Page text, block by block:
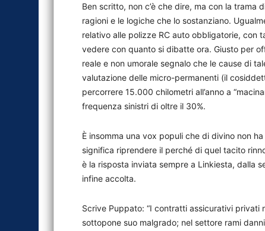
Ben scritto, non c’è che dire, ma con la
ragioni e le logiche che lo sostanziano.
relativo alle polizze RC auto obbligatorie, con
vedere con quanto si dibatte ora. Giusto per
reale e non umorale segnalo che le cause di
valutazione delle micro-permanenti (il
percorrere 15.000 chilometri all’anno a
frequenza sinistri di oltre il 30%.
È insomma una vox populi che di divino non
significa riprendere il perché di quel tacito
è la risposta inviata sempre a Linkiesta, dalla
infine accolta.
Scrive Puppato: “I contratti assicurativi privati
sottopone suo malgrado; nel settore rami